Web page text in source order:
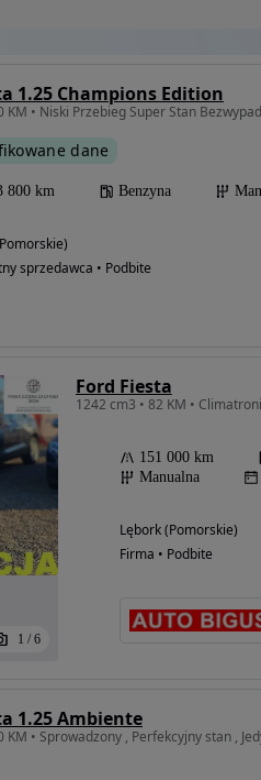
1.25 Champions Edition
KM • Niski Przebieg Super Stan
dane
800 km Benzyna
sprzedawca • Podbite
1 / 6
Ford Fiesta
1242 cm3 • 82 KM •
151 000 km
Manualna
Lębork (Pomorskie)
Firma • Podbite
1.25 Ambiente
KM • Sprowadzony , Perfekcyjny stan ,